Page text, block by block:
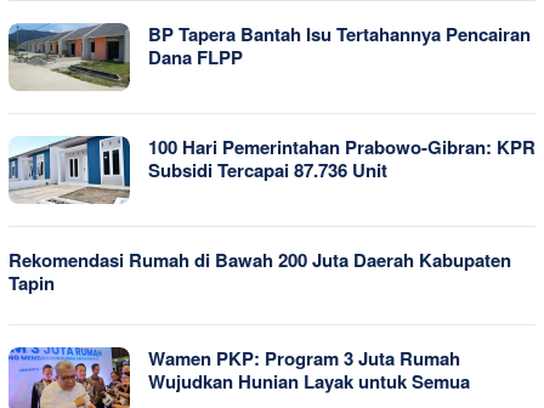
BP Tapera Bantah Isu Tertahannya Pencairan
Dana FLPP
100 Hari Pemerintahan Prabowo-Gibran: KPR
Subsidi Tercapai 87.736 Unit
Rekomendasi Rumah di Bawah 200 Juta Daerah Kabupaten
Tapin
Wamen PKP: Program 3 Juta Rumah
Wujudkan Hunian Layak untuk Semua